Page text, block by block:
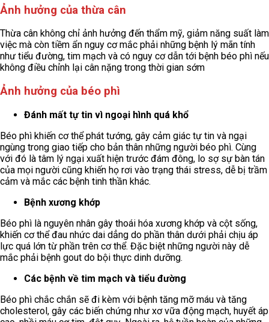
Ảnh hưởng của thừa cân
Thừa cân không chỉ ảnh hưởng đến thẩm mỹ, giảm năng suất làm
việc mà còn tiềm ẩn nguy cơ mắc phải những bệnh lý mãn tính
như tiểu đường, tim mạch và có nguy cơ dẫn tới bệnh béo phì nếu
không điều chỉnh lại cân nặng trong thời gian sớm
Ảnh hưởng của béo phì
Đánh mất tự tin vì ngoại hình quá khổ
Béo phì khiến cơ thể phát tướng, gây cảm giác tự tin và ngại
ngùng trong giao tiếp cho bản thân những người béo phì. Cùng
với đó là tâm lý ngại xuất hiện trước đám đông, lo sợ sự bàn tán
của mọi người cũng khiến họ rơi vào trạng thái stress, dễ bị trầm
cảm và mắc các bệnh tinh thần khác.
Bệnh xương khớp
Béo phì là nguyên nhân gây thoái hóa xương khớp và cột sống,
khiến cơ thể đau nhức dai dẳng do phần thân dưới phải chịu áp
lực quá lớn từ phần trên cơ thể. Đặc biệt những người này dễ
mắc phải bệnh gout do bội thực dinh dưỡng.
Các bệnh về tim mạch và tiểu đường
Béo phì chắc chắn sẽ đi kèm với bệnh tăng mỡ máu và tăng
cholesterol, gây các biến chứng như xơ vữa động mạch, huyết áp